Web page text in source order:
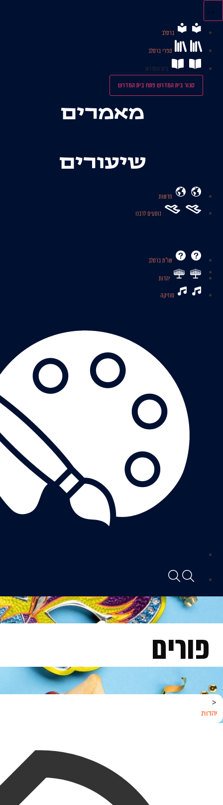
לתוכן
ברסלב
ספרי ברסלב
בית המדרש
סגור בית המדרשפתח בית המדרש
מאמרים
שיעורים
חדשות
נוסעים לרבנו
שו’’ת ברסלב
יהדות
מוזיקה
פורים
<
יהדות